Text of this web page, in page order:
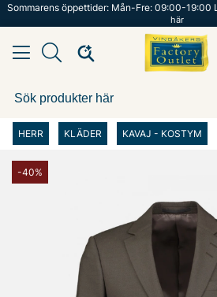
Sommarens öppettider: Mån-Fre: 09:00-19:00
här
HERR KLÄDER KAVAJ - KOSTYM
-40%